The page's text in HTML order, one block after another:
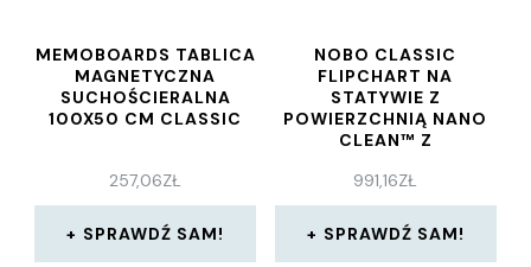
MEMOBOARDS TABLICA
MAGNETYCZNA
SUCHOŚCIERALNA
100X50 CM CLASSIC
257,06ZŁ
SPRAWDŹ SAM!
NOBO CLASSIC
FLIPCHART NA
STATYWIE Z
POWIERZCHNIĄ NANO
CLEAN™ Z
RAMIONAMI
991,16ZŁ
SPRAWDŹ SAM!